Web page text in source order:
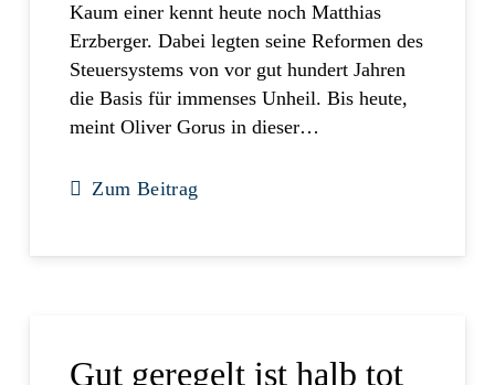
Kaum einer kennt heute noch Matthias
Erzberger. Dabei legten seine Reformen des
Steuersystems von vor gut hundert Jahren
die Basis für immenses Unheil. Bis heute,
meint Oliver Gorus in dieser…
Zum Beitrag
Gut geregelt ist halb tot